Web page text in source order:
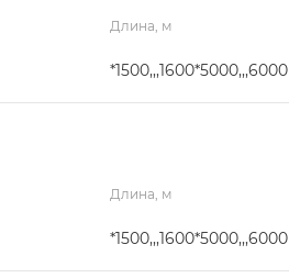
Длина, м
*1500,,,1600*5000,,,6000
Длина, м
*1500,,,1600*5000,,,6000